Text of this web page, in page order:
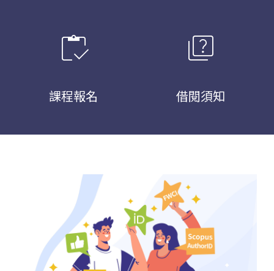
inventory
課程報名
quiz
借閱須知